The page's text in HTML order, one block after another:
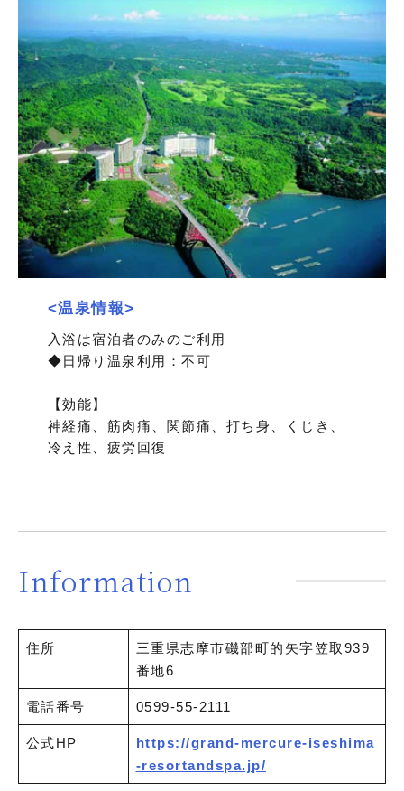
<温泉情報>
入浴は宿泊者のみのご利用
◆日帰り温泉利用：不可
【効能】
神経痛、筋肉痛、関節痛、打ち身、くじき、
冷え性、疲労回復
Information
住所
三重県志摩市磯部町的矢字笠取939
番地6
電話番号 0599-55-2111
公式HP
https://grand-mercure-iseshima
-resortandspa.jp/